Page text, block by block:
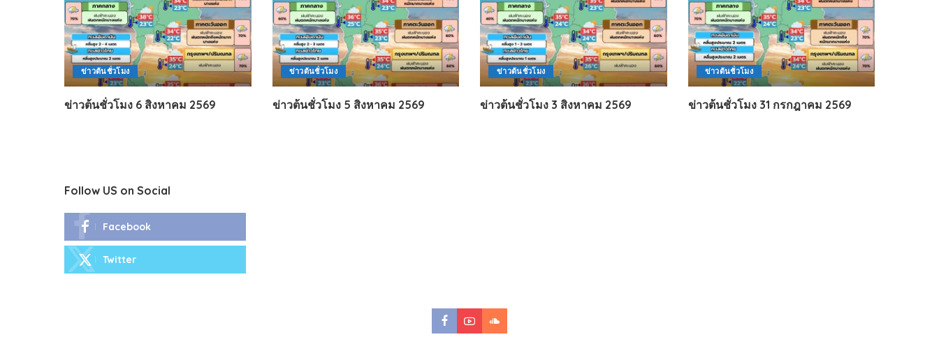
ข่าวต้นชั่วโมง
ข่าวต้นชั่วโมง 6 สิงหาคม 2569
ข่าวต้นชั่วโมง
ข่าวต้นชั่วโมง 5 สิงหาคม 2569
ข่าวต้นชั่วโมง
ข่าวต้นชั่วโมง 3 สิงหาคม 2569
ข่าวต้นชั่วโมง
ข่าวต้นชั่วโมง 31 กรกฎาคม 2569
Follow US on Social
Facebook
Twitter